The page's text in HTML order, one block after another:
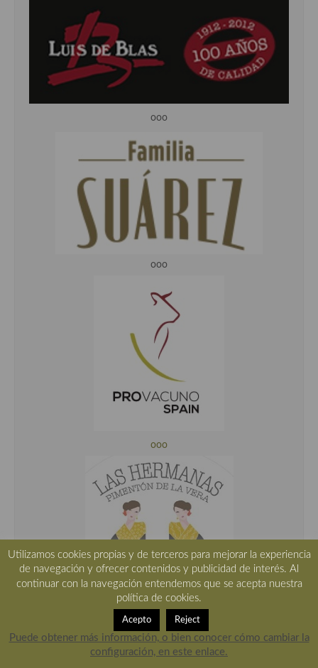
ooo
ooo
ooo
Utilizamos cookies propias y de terceros para mejorar la experiencia
de navegación y ofrecer contenidos y publicidad de interés. Al
continuar con la navegación entendemos que se acepta nuestra
política de cookies.
Acepto Reject
Puede obtener más información, o bien conocer cómo cambiar la
configuración, en este enlace.